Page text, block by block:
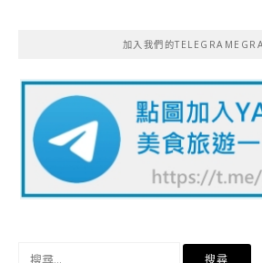
加入我們的